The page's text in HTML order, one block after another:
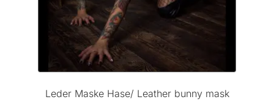
Leder Maske Hase/ Leather bunny mask